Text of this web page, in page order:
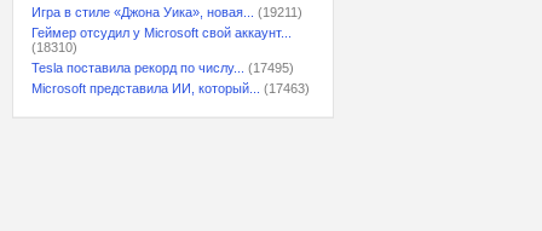
Игра в стиле «Джона Уика», новая...
(19211)
Геймер отсудил у Microsoft свой аккаунт...
(18310)
Tesla поставила рекорд по числу...
(17495)
Microsoft представила ИИ, который...
(17463)